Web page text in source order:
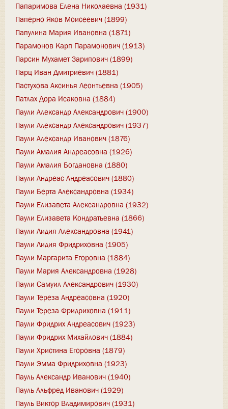
Папаримова Елена Николаевна (1931)
Паперно Яков Моисеевич (1899)
Папулина Мария Ивановна (1871)
Парамонов Карп Парамонович (1913)
Парсин Мухамет Зарипович (1899)
Парц Иван Дмитриевич (1881)
Пастухова Аксинья Леонтьевна (1905)
Патлах Дора Исаковна (1884)
Паули Александр Александрович (1900)
Паули Александр Александрович (1937)
Паули Александр Иванович (1876)
Паули Амалия Андреасовна (1926)
Паули Амалия Богдановна (1880)
Паули Андреас Андреасович (1880)
Паули Берта Александровна (1934)
Паули Елизавета Александровна (1932)
Паули Елизавета Кондратьевна (1866)
Паули Лидия Александровна (1941)
Паули Лидия Фридриховна (1905)
Паули Маргарита Егоровна (1884)
Паули Мария Александровна (1928)
Паули Самуил Александрович (1930)
Паули Тереза Андреасовна (1920)
Паули Тереза Фридриховна (1911)
Паули Фридрих Андреасович (1923)
Паули Фридрих Михайлович (1884)
Паули Христина Егоровна (1879)
Паули Эмма Фридриховна (1923)
Пауль Александр Иванович (1940)
Пауль Альфред Иванович (1929)
Пауль Виктор Владимирович (1931)